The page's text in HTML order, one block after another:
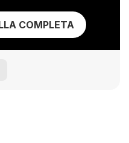
COMPLETA